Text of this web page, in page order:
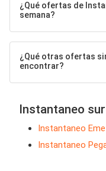
¿Qué ofertas de
semana?
¿Qué otras ofertas
encontrar?
Instantaneo
Instantaneo
Instantaneo